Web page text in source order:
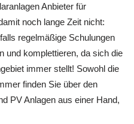
Anbieter für
noch lange Zeit nicht:
regelmäßige Schulungen
und komplettieren, da sich die
immer stellt! Sowohl die
finden Sie über den
PV Anlagen aus einer Hand,